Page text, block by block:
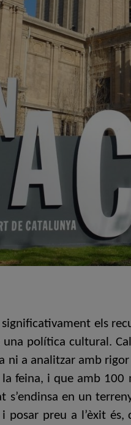
els
política cultural.
ni a analitzar amb
feina, i que amb
en un
posar preu a l’èxit